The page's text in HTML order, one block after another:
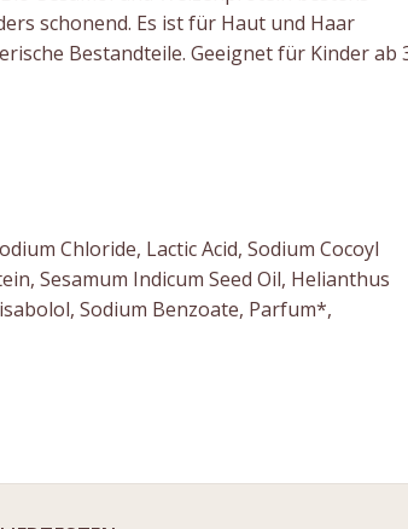
schonend. Es ist für Haut und Haar
Bestandteile. Geeignet für Kinder ab
Chloride, Lactic Acid, Sodium Cocoyl
Sesamum Indicum Seed Oil, Helianthus
Sodium Benzoate, Parfum*,